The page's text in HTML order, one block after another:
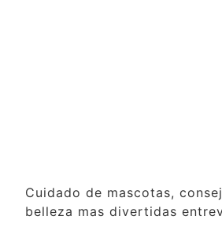
Cuidado de mascotas,
belleza mas divertidas